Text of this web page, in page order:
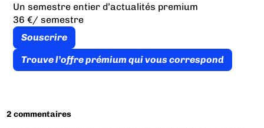
Un semestre entier d’actualités premium
36 €/ semestre
Souscrire
Trouve l’offre prémium qui vous correspond
2 commentaires